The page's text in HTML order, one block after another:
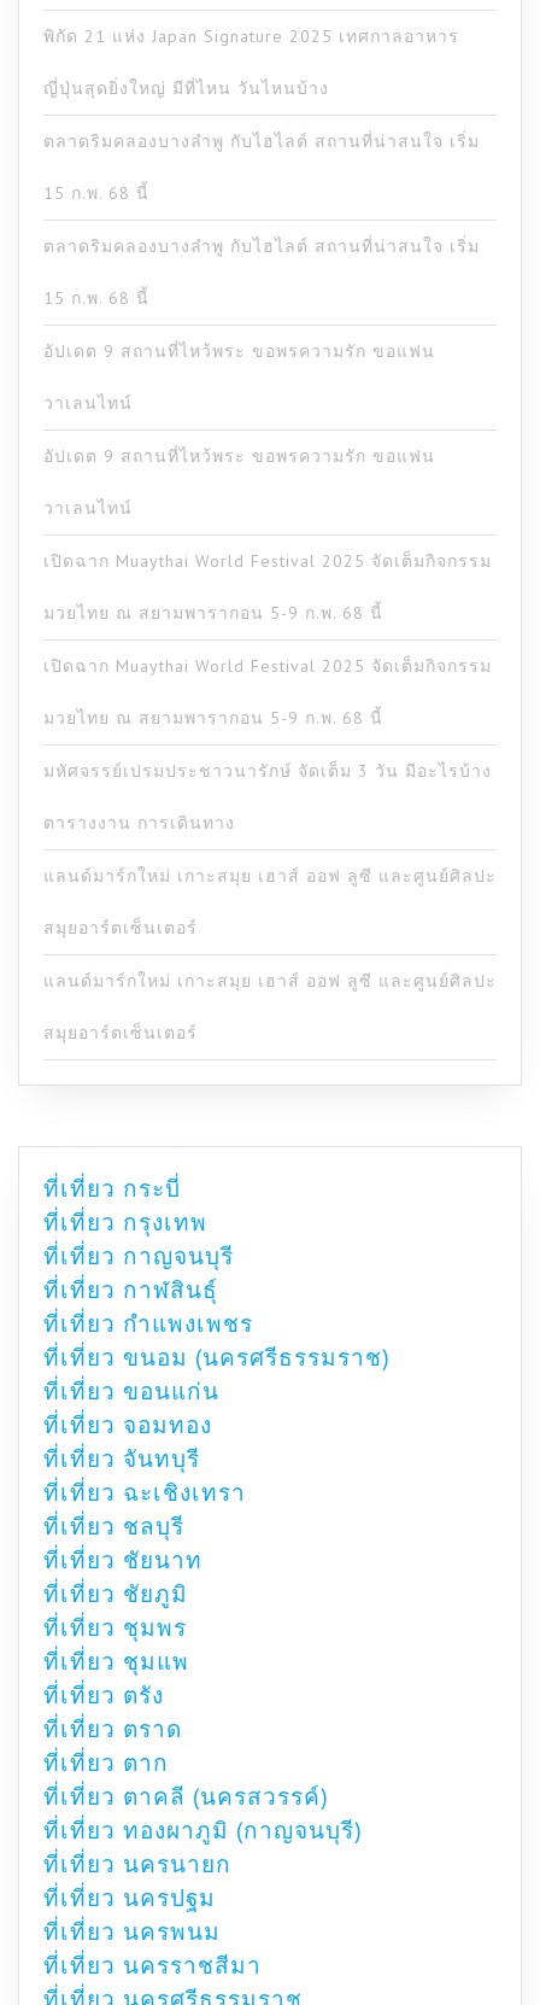
พิกัด 21 แห่ง Japan Signature 2025 เทศกาลอาหาร
ญี่ปุ่นสุดยิ่งใหญ่ มีที่ไหน วันไหนบ้าง
ตลาดริมคลองบางลำพู กับไฮไลต์ สถานที่น่าสนใจ เริ่ม
15 ก.พ. 68 นี้
ตลาดริมคลองบางลำพู กับไฮไลต์ สถานที่น่าสนใจ เริ่ม
15 ก.พ. 68 นี้
อัปเดต 9 สถานที่ไหว้พระ ขอพรความรัก ขอแฟน
วาเลนไทน์
อัปเดต 9 สถานที่ไหว้พระ ขอพรความรัก ขอแฟน
วาเลนไทน์
เปิดฉาก Muaythai World Festival 2025 จัดเต็มกิจกรรม
มวยไทย ณ สยามพารากอน 5-9 ก.พ. 68 นี้
เปิดฉาก Muaythai World Festival 2025 จัดเต็มกิจกรรม
มวยไทย ณ สยามพารากอน 5-9 ก.พ. 68 นี้
มหัศจรรย์เปรมประชาวนารักษ์ จัดเต็ม 3 วัน มีอะไรบ้าง
ตารางงาน การเดินทาง
แลนด์มาร์กใหม่ เกาะสมุย เฮาส์ ออฟ ลูซี และศูนย์ศิลปะ
สมุยอาร์ตเซ็นเตอร์
แลนด์มาร์กใหม่ เกาะสมุย เฮาส์ ออฟ ลูซี และศูนย์ศิลปะ
สมุยอาร์ตเซ็นเตอร์
ที่เที่ยว กระบี่
ที่เที่ยว กรุงเทพ
ที่เที่ยว กาญจนบุรี
ที่เที่ยว กาฬสินธุ์
ที่เที่ยว กำแพงเพชร
ที่เที่ยว ขนอม (นครศรีธรรมราช)
ที่เที่ยว ขอนแก่น
ที่เที่ยว จอมทอง
ที่เที่ยว จันทบุรี
ที่เที่ยว ฉะเชิงเทรา
ที่เที่ยว ชลบุรี
ที่เที่ยว ชัยนาท
ที่เที่ยว ชัยภูมิ
ที่เที่ยว ชุมพร
ที่เที่ยว ชุมแพ
ที่เที่ยว ตรัง
ที่เที่ยว ตราด
ที่เที่ยว ตาก
ที่เที่ยว ตาคลี (นครสวรรค์)
ที่เที่ยว ทองผาภูมิ (กาญจนบุรี)
ที่เที่ยว นครนายก
ที่เที่ยว นครปฐม
ที่เที่ยว นครพนม
ที่เที่ยว นครราชสีมา
ที่เที่ยว นครศรีธรรมราช